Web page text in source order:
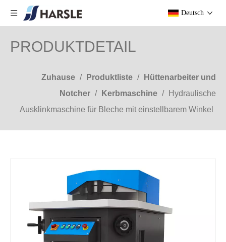
Deutsch
PRODUKTDETAIL
Zuhause / Produktliste /
Hüttenarbeiter und
Notcher / Kerbmaschine /
Hydraulische
Ausklinkmaschine für Bleche mit einstellbarem Winkel